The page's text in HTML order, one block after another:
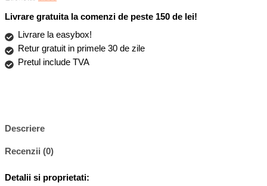
Livrare gratuita la comenzi de peste 150 de lei!
Livrare la easybox!
Retur gratuit in primele 30 de zile
Pretul include TVA
Descriere
Recenzii (0)
Detalii si proprietati: